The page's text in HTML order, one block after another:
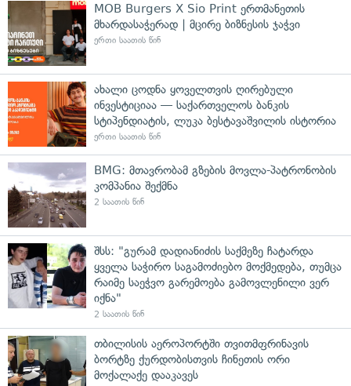
MOB Burgers X Sio Print ერთმანეთის
მხარდასაჭერად | მცირე ბიზნესის ჯაჭვი
ერთი საათის წინ
ახალი ცოდნა ყოველთვის ღირებული
ინვესტიციაა — საქართველოს ბანკის
სტიპენდიატის, ლუკა ბესტავაშვილის ისტორია
ერთი საათის წინ
BMG: მთავრობამ გზების მოვლა-პატრონობის
კომპანია შექმნა
2 საათის წინ
შსს: "გურამ დადიანიძის საქმეზე ჩატარდა
ყველა საჭირო საგამოძიებო მოქმედება, თუმცა
რაიმე საეჭვო გარემოება გამოვლენილი ვერ
იქნა"
2 საათის წინ
თბილისის აეროპორტში თვითმფრინავის
ბორტზე ქურდობისთვის ჩინეთის ორი
მოქალაქე დააკავეს